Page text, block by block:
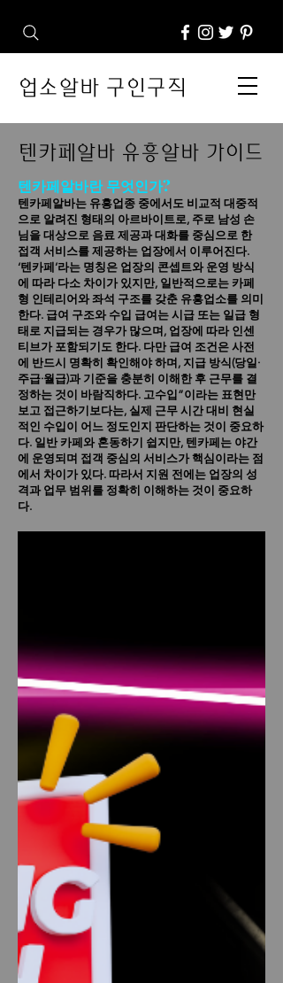
업소알바 구인구직
텐카페알바 유흥알바 가이드
텐카페알바란 무엇인가?
텐카페알바는 유흥업종 중에서도 비교적 대중적
으로 알려진 형태의 아르바이트로, 주로 남성 손
님을 대상으로 음료 제공과 대화를 중심으로 한
접객 서비스를 제공하는 업장에서 이루어진다.
‘텐카페’라는 명칭은 업장의 콘셉트와 운영 방식
에 따라 다소 차이가 있지만, 일반적으로는 카페
형 인테리어와 좌석 구조를 갖춘 유흥업소를 의미
한다. 급여 구조와 수입 급여는 시급 또는 일급 형
태로 지급되는 경우가 많으며, 업장에 따라 인센
티브가 포함되기도 한다. 다만 급여 조건은 사전
에 반드시 명확히 확인해야 하며, 지급 방식(당일·
주급·월급)과 기준을 충분히 이해한 후 근무를 결
정하는 것이 바람직하다. 고수입”이라는 표현만
보고 접근하기보다는, 실제 근무 시간 대비 현실
적인 수입이 어느 정도인지 판단하는 것이 중요하
다. 일반 카페와 혼동하기 쉽지만, 텐카페는 야간
에 운영되며 접객 중심의 서비스가 핵심이라는 점
에서 차이가 있다. 따라서 지원 전에는 업장의 성
격과 업무 범위를 정확히 이해하는 것이 중요하
다.